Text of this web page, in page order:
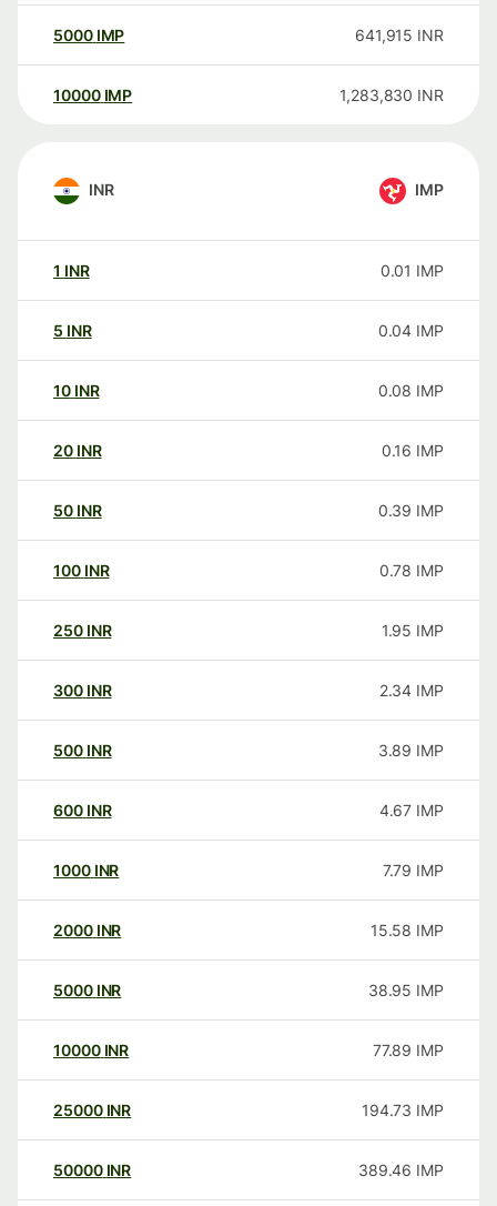
5000 IMP 641,915 INR
10000 IMP 1,283,830 INR
INR IMP
1 INR 0.01 IMP
5 INR 0.04 IMP
10 INR 0.08 IMP
20 INR 0.16 IMP
50 INR 0.39 IMP
100 INR 0.78 IMP
250 INR 1.95 IMP
300 INR 2.34 IMP
500 INR 3.89 IMP
600 INR 4.67 IMP
1000 INR 7.79 IMP
2000 INR 15.58 IMP
5000 INR 38.95 IMP
10000 INR 77.89 IMP
25000 INR 194.73 IMP
50000 INR 389.46 IMP